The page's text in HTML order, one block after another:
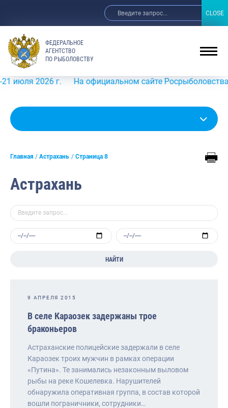
ФЕДЕРАЛЬНОЕ
АГЕНТСТВО
ПО РЫБОЛОВСТВУ
г. На официальном сайте Росрыболовства в
Главная Астрахань Страница 8
Астрахань
НАЙТИ
9 АПРЕЛЯ 2015
В селе Караозек задержаны трое
браконьеров
Астраханские полицейские задержали в селе
Караозек троих мужчин в рамках операции
«Путина». Те занимались незаконным выловом
рыбы на реке Кошелевка. Нарушителей
обнаружила оперативная группа, в состав которой
вошли пограничники, сотрудники…
CLOSE
CLOSE